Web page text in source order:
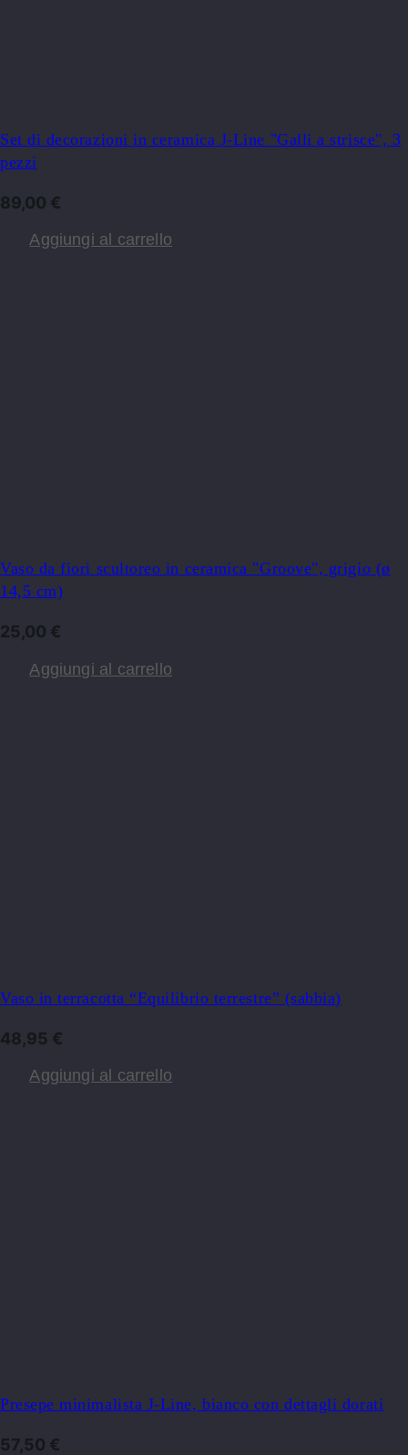
Set di decorazioni in ceramica J-Line "Galli a strisce", 3
pezzi
89,00 €
Aggiungi al carrello
Vaso da fiori scultoreo in ceramica "Groove", grigio (ø
14,5 cm)
25,00 €
Aggiungi al carrello
Vaso in terracotta “Equilibrio terrestre” (sabbia)
48,95 €
Aggiungi al carrello
Presepe minimalista J-Line, bianco con dettagli dorati
57,50 €